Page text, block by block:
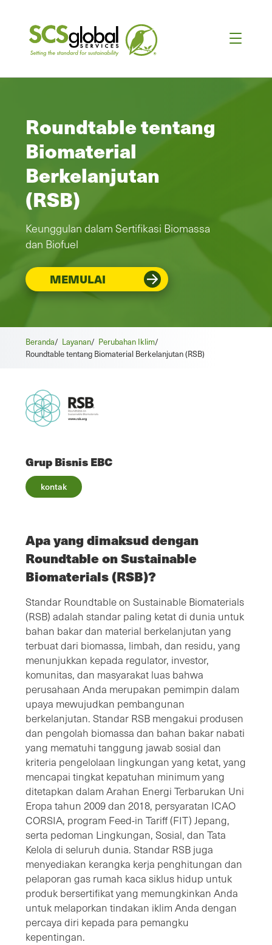
Roundtable tentang
Biomaterial
Berkelanjutan
(RSB)
Keunggulan dalam Sertifikasi Biomassa
dan Biofuel
MEMULAI
Beranda/ Layanan/ Perubahan Iklim/
Roundtable tentang Biomaterial Berkelanjutan (RSB)
Grup Bisnis EBC
kontak
Apa yang dimaksud dengan
Roundtable on Sustainable
Biomaterials (RSB)?
Standar Roundtable on Sustainable Biomaterials
(RSB) adalah standar paling ketat di dunia untuk
bahan bakar dan material berkelanjutan yang
terbuat dari biomassa, limbah, dan residu, yang
menunjukkan kepada regulator, investor,
komunitas, dan masyarakat luas bahwa
perusahaan Anda merupakan pemimpin dalam
upaya mewujudkan pembangunan
berkelanjutan. Standar RSB mengakui produsen
dan pengolah biomassa dan bahan bakar nabati
yang mematuhi tanggung jawab sosial dan
kriteria pengelolaan lingkungan yang ketat, yang
mencapai tingkat kepatuhan minimum yang
ditetapkan dalam Arahan Energi Terbarukan Uni
Eropa tahun 2009 dan 2018, persyaratan ICAO
CORSIA, program Feed-in Tariff (FIT) Jepang,
serta pedoman Lingkungan, Sosial, dan Tata
Kelola di seluruh dunia. Standar RSB juga
menyediakan kerangka kerja penghitungan dan
pelaporan gas rumah kaca siklus hidup untuk
produk bersertifikat yang memungkinkan Anda
untuk melaporkan tindakan iklim Anda dengan
percaya diri kepada para pemangku
kepentingan.